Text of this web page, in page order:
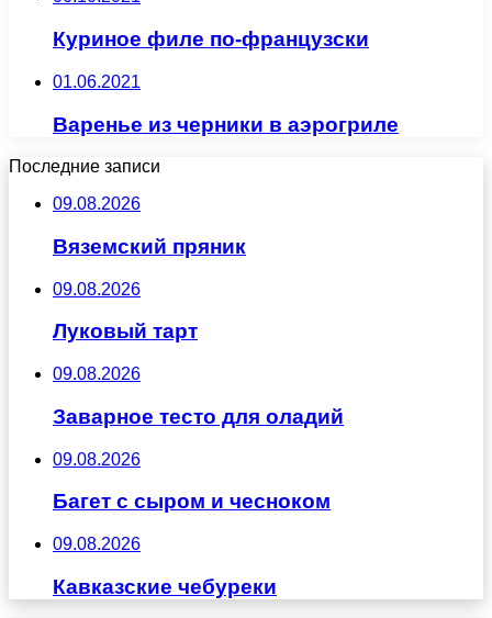
Куриное филе по-французски
01.06.2021
Варенье из черники в аэрогриле
Последние записи
09.08.2026
Вяземский пряник
09.08.2026
Луковый тарт
09.08.2026
Заварное тесто для оладий
09.08.2026
Багет с сыром и чесноком
09.08.2026
Кавказские чебуреки